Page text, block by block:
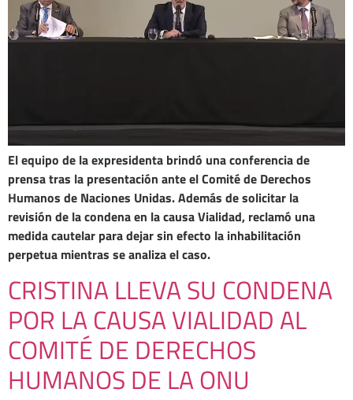
El equipo de la expresidenta brindó una conferencia de
prensa tras la presentación ante el Comité de Derechos
Humanos de Naciones Unidas. Además de solicitar la
revisión de la condena en la causa Vialidad, reclamó una
medida cautelar para dejar sin efecto la inhabilitación
perpetua mientras se analiza el caso.
CRISTINA LLEVA SU CONDENA
POR LA CAUSA VIALIDAD AL
COMITÉ DE DERECHOS
HUMANOS DE LA ONU